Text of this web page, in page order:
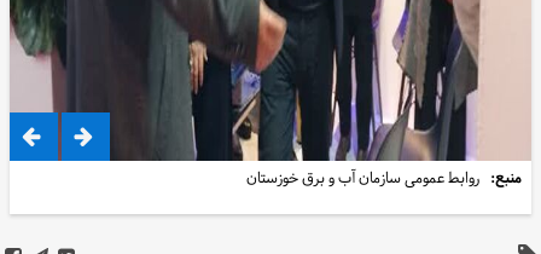
منبع: روابط عمومی سازمان آب و برق خوزستان